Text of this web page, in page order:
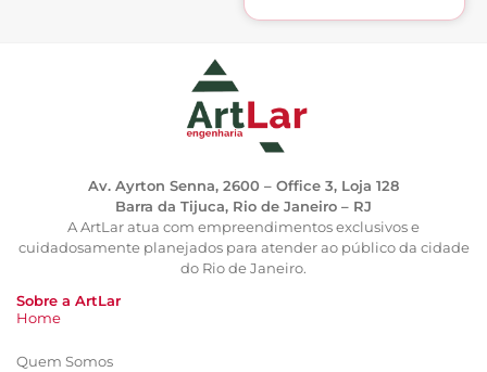
Av. Ayrton Senna, 2600 – Office 3, Loja 128
Barra da Tijuca, Rio de Janeiro – RJ
A ArtLar atua com empreendimentos exclusivos e
cuidadosamente planejados para atender ao público da cidade
do Rio de Janeiro.
Sobre a ArtLar
Home
Quem Somos